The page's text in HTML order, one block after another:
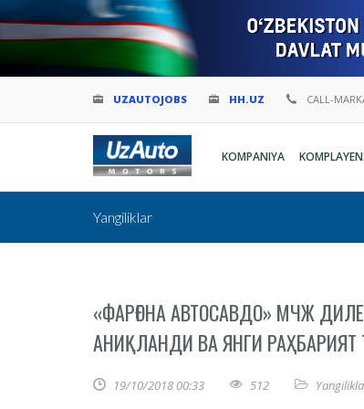
UZAUTOJOBS HH.UZ CALL-
KOMPANIYA
Yangiliklar
«ФАРҒОНА АВТОСАВДО» МЧЖ
АНИҚЛАНДИ ВА ЯНГИ
19/10/2018 00:33 512